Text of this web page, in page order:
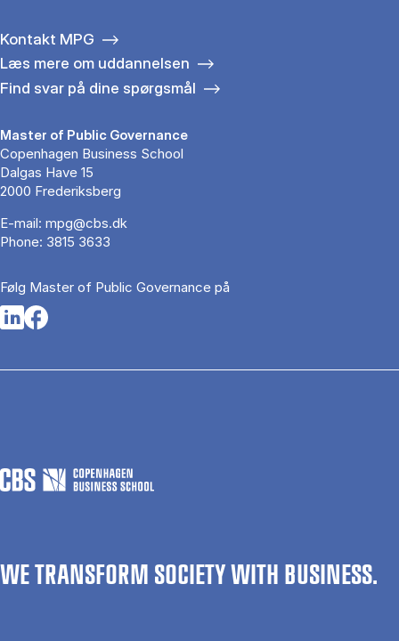
Kontakt MPG
Læs mere om uddannelsen
Find svar på dine spørgsmål
Master of Public Governance
Copenhagen Business School
Dalgas Have 15
2000 Frederiksberg
E-mail: mpg@cbs.dk
Phone: 3815 3633
Følg Master of Public Governance på
Opens in a new tab
Opens in a new tab
WE TRANSFORM SOCIETY WITH BUSINESS.